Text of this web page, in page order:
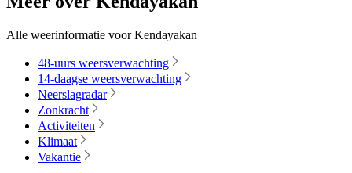
Alle weerinformatie voor Kendayakan
48-uurs weersverwachting
14-daagse weersverwachting
Neerslagradar
Zonkracht
Activiteiten
Klimaat
Vakantie